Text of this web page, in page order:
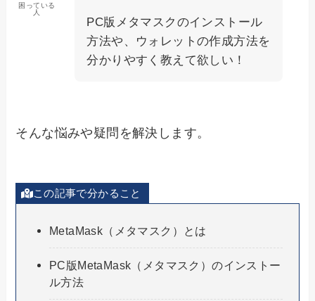
困っている
人
PC版メタマスクのインストール
方法や、ウォレットの作成方法を
分かりやすく教えて欲しい！
そんな悩みや疑問を解決します。
この記事で分かること
MetaMask（メタマスク）とは
PC版MetaMask（メタマスク）のインストー
ル方法